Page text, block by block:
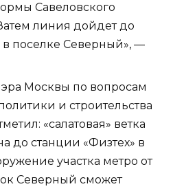
Савеловского
линия дойдет до
в поселке Северный», —
Москвы по вопросам
и строительства
«салатовая» ветка
до станции «Физтех» в
участка метро от
Северный сможет